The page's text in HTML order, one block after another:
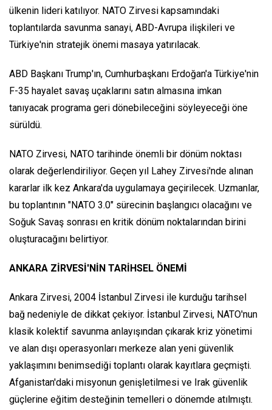
ülkenin lideri katılıyor. NATO Zirvesi kapsamındaki
toplantılarda savunma sanayi, ABD-Avrupa ilişkileri ve
Türkiye'nin stratejik önemi masaya yatırılacak.
ABD Başkanı Trump'ın, Cumhurbaşkanı Erdoğan'a Türkiye'nin
F-35 hayalet savaş uçaklarını satın almasına imkan
tanıyacak programa geri dönebileceğini söyleyeceği öne
sürüldü.
NATO Zirvesi, NATO tarihinde önemli bir dönüm noktası
olarak değerlendiriliyor. Geçen yıl Lahey Zirvesi'nde alınan
kararlar ilk kez Ankara'da uygulamaya geçirilecek. Uzmanlar,
bu toplantının "NATO 3.0" sürecinin başlangıcı olacağını ve
Soğuk Savaş sonrası en kritik dönüm noktalarından birini
oluşturacağını belirtiyor.
ANKARA ZİRVESİ'NİN TARİHSEL ÖNEMİ
Ankara Zirvesi, 2004 İstanbul Zirvesi ile kurduğu tarihsel
bağ nedeniyle de dikkat çekiyor. İstanbul Zirvesi, NATO'nun
klasik kolektif savunma anlayışından çıkarak kriz yönetimi
ve alan dışı operasyonları merkeze alan yeni güvenlik
yaklaşımını benimsediği toplantı olarak kayıtlara geçmişti.
Afganistan'daki misyonun genişletilmesi ve Irak güvenlik
güçlerine eğitim desteğinin temelleri o dönemde atılmıştı.